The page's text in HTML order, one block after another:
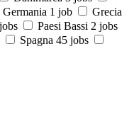
Germania 1 job
Grecia
Paesi Bassi 2 jobs
Spagna 45 jobs